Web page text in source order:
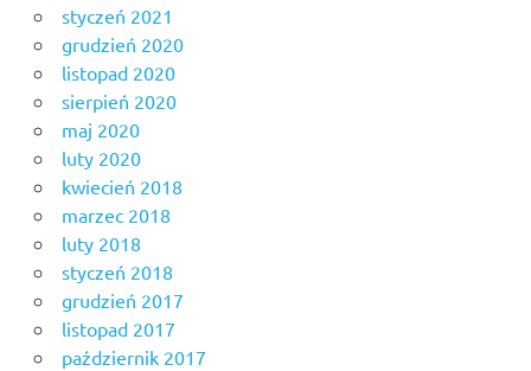
styczeń 2021
grudzień 2020
listopad 2020
sierpień 2020
maj 2020
luty 2020
kwiecień 2018
marzec 2018
luty 2018
styczeń 2018
grudzień 2017
listopad 2017
październik 2017